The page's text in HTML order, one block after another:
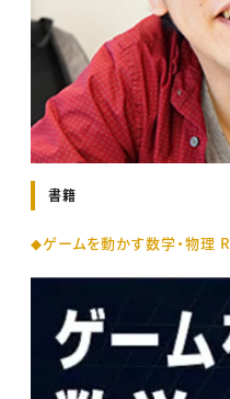
書籍
◆ゲームを動かす数学・物理 R